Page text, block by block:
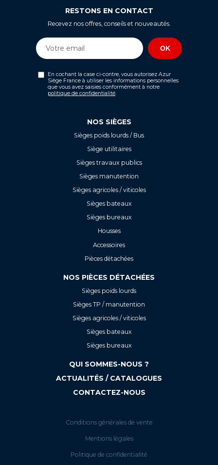
RESTONS EN CONTACT
Recevez nos offres, conseils et nouveautés.
En cochant la case ci-contre, vous autorisez Azur
Siège France à utiliser les informations personnelles
que vous avez saisies conformément à notre
politique de confidentialité
NOS SIÈGES
Sièges poids lourds / Bus
Siège utilitaires
Sièges travaux publics
Sièges manutention
Sièges agricoles / viticoles
Sièges bateaux
Sièges bureaux
Housses
Accessoires
Pièces détachées
NOS PIÈCES DÉTACHÉES
Sièges poids lourds
Sièges TP / manutention
Sièges agricoles / viticoles
Sièges bateaux
Sièges bureaux
QUI SOMMES-NOUS ?
ACTUALITÉS / CATALOGUES
CONTACTEZ-NOUS
Conditions générales de vente
Mentions légales
Politique de confidentialité